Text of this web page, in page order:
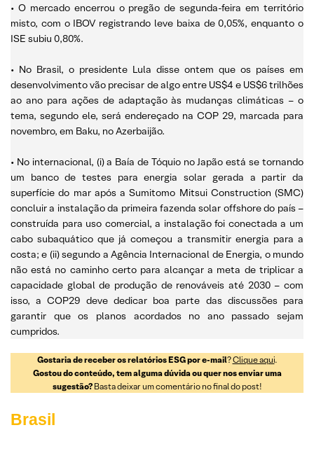
• O mercado encerrou o pregão de segunda-feira em território
misto, com o IBOV registrando leve baixa de 0,05%, enquanto o
ISE subiu 0,80%.
• No Brasil, o presidente Lula disse ontem que os países em
desenvolvimento vão precisar de algo entre US$4 e US$6 trilhões
ao ano para ações de adaptação às mudanças climáticas – o
tema, segundo ele, será endereçado na COP 29, marcada para
novembro, em Baku, no Azerbaijão.
• No internacional, (i) a Baía de Tóquio no Japão está se tornando
um banco de testes para energia solar gerada a partir da
superfície do mar após a Sumitomo Mitsui Construction (SMC)
concluir a instalação da primeira fazenda solar offshore do país –
construída para uso comercial, a instalação foi conectada a um
cabo subaquático que já começou a transmitir energia para a
costa; e (ii) segundo a Agência Internacional de Energia, o mundo
não está no caminho certo para alcançar a meta de triplicar a
capacidade global de produção de renováveis até 2030 – com
isso, a COP29 deve dedicar boa parte das discussões para
garantir que os planos acordados no ano passado sejam
cumpridos.
Gostaria de receber os relatórios ESG por e-mail?Clique aqui.
Gostou do conteúdo, tem alguma dúvida ou quer nos enviar uma
sugestão?Basta deixar um comentário no final do post!
Brasil